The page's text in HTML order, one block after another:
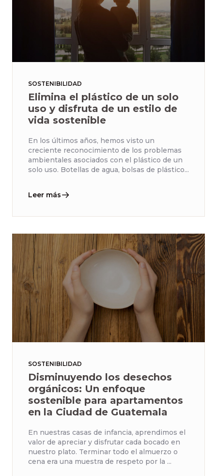
SOSTENIBILIDAD
Elimina el plástico de un solo
uso y disfruta de un estilo de
vida sostenible
En los últimos años, hemos visto un
creciente reconocimiento de los problemas
ambientales asociados con el plástico de un
solo uso. Botellas de agua, bolsas de plástico...
Leer más
SOSTENIBILIDAD
Disminuyendo los desechos
orgánicos: Un enfoque
sostenible para apartamentos
en la Ciudad de Guatemala
En nuestras casas de infancia, aprendimos el
valor de apreciar y disfrutar cada bocado en
nuestro plato. Terminar todo el almuerzo o
cena era una muestra de respeto por la ...